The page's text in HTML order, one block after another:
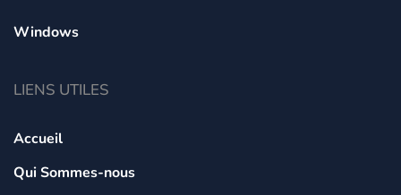
Windows
LIENS UTILES
Accueil
Qui Sommes-nous